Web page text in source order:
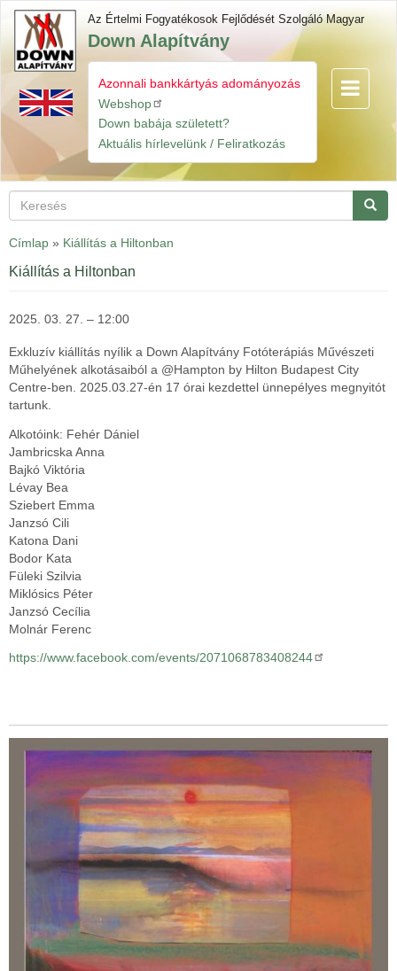
Ugrás
tartalomra
Az Értelmi Fogyatékosok Fejlődését Szolgáló Magyar
Down Alapítvány
Gyorslinkek
Azonnali bankkártyás adományozás
Webshop
Down babája született?
Aktuális hírlevelünk / Feliratkozás
Navigáció
Keresés
Címlap » Kiállítás a Hiltonban
Kiállítás a Hiltonban
2025. 03. 27. – 12:00
Exkluzív kiállítás nyílik a Down Alapítvány Fotóterápiás Művészeti
Műhelyének alkotásaiból a @Hampton by Hilton Budapest City
Centre-ben. 2025.03.27-én 17 órai kezdettel ünnepélyes megnyitót
tartunk.
Alkotóink: Fehér Dániel
Jambricska Anna
Bajkó Viktória
Lévay Bea
Sziebert Emma
Janzsó Cili
Katona Dani
Bodor Kata
Füleki Szilvia
Miklósics Péter
Janzsó Cecília
Molnár Ferenc
https://www.facebook.com/events/2071068783408244